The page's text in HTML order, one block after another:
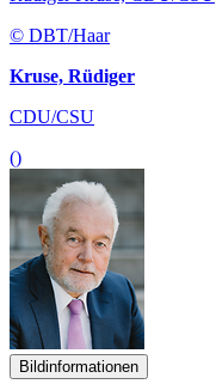
© DBT/Haar
Kruse, Rüdiger
CDU/CSU
()
Bildinformationen